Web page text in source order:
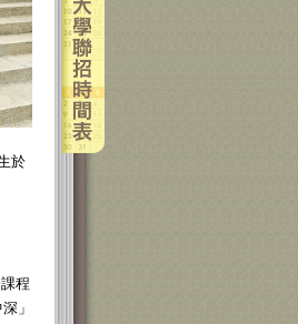
於
程
」